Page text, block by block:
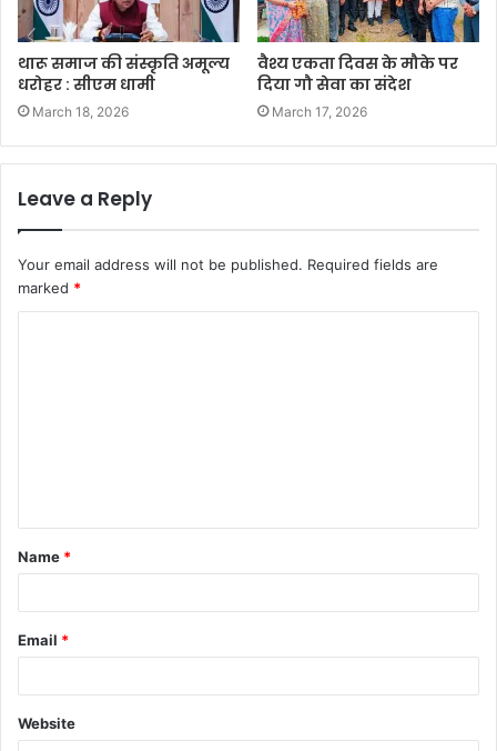
थारू समाज की संस्कृति अमूल्य
धरोहर : सीएम धामी
March 18, 2026
वैश्य एकता दिवस के मौके पर
दिया गौ सेवा का संदेश
March 17, 2026
Leave a Reply
Your email address will not be published. Required fields are
marked *
t
*
Name *
Email *
Website